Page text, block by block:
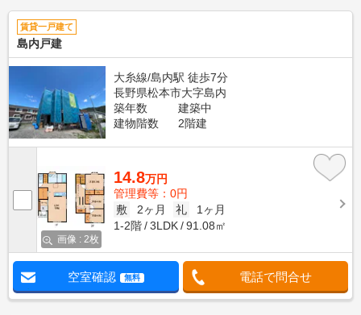
賃貸一戸建て
島内戸建
大糸線/島内駅 徒歩7分
長野県松本市大字島内
築年数
建築中
建物階数
2階建
画像 : 2枚
14.8万円
管理費等：0円
敷
2ヶ月 礼
1ヶ月
1-2階
3LDK 91.08㎡
空室確認 無料 電話で問合せ